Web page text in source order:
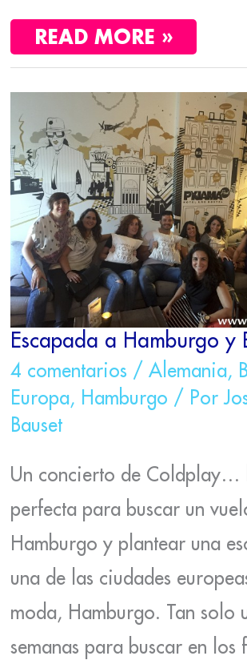
READ MORE »
Escapada a Hamburgo y
4 comentarios / Alemania,
Europa, Hamburgo / Por
Bauset
Un concierto de Coldplay…
perfecta para buscar un
Hamburgo y plantear una
una de las ciudades
moda, Hamburgo. Tan solo
semanas para buscar en los
ESCAPADA
A
HAMBURGO
Y
BREMEN